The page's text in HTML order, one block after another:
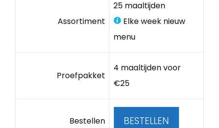
Assortiment
25 maaltijden
Elke week nieuw
menu
Proefpakket
4 maaltijden voor
€25
Bestellen BESTELLEN